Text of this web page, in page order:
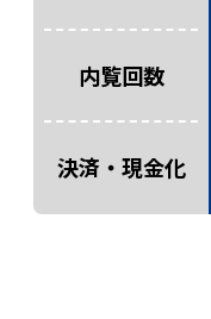
内覧回数
決済・現金化